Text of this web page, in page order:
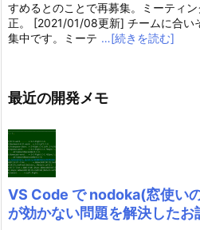
すめるとのことで再募集。ミーティ
正。 [2021/01/08更新] チームに合い
集中です。ミーテ …[続きを読む]
最近の開発メモ
VS Code で nodoka(窓使い
が効かない問題を解決したお